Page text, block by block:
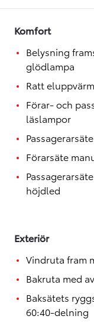
Toyota GR Supra
Komfort
Belysning
glödlampa
Ratt
Förar- och
läslampor
Förarsäte
höjdled
Exteriör
Vindruta fram
Bakruta med
Baksätets
60:40-delning